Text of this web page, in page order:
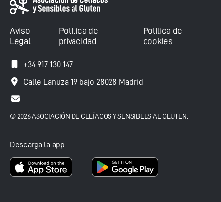
Aviso
Legal
Política de
privacidad
Política de
cookies
+34 917 130 147
Calle Lanuza 19 bajo 28028 Madrid
© 2026 ASOCIACIÓN DE CELÍACOS Y SENSIBLES AL GLUTEN.
Descarga la app